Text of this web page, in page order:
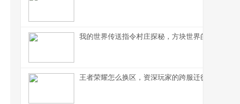
我的世界传送指令村庄探秘，方块世界的瞬间移
王者荣耀怎么换区，资深玩家的跨服迁徙指南，副